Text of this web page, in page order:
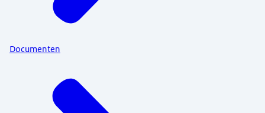
Documenten